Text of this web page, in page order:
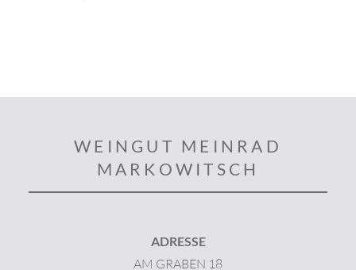
WEINGUT MEINRAD
MARKOWITSCH
ADRESSE
AM GRABEN 18